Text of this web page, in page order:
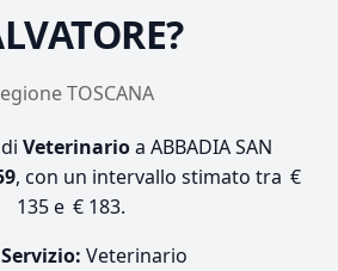
TOSCANA
Veterinarioa ABBADIA SAN
, con un intervallo stimato tra €
135 e € 183.
Servizio: Veterinario